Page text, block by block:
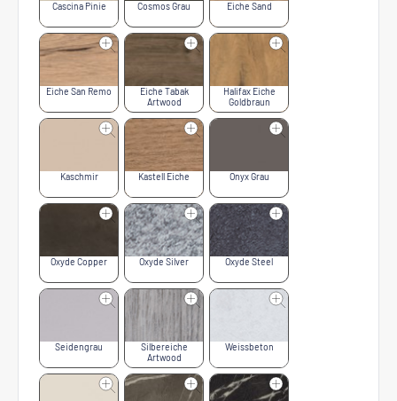
Cascina Pinie Cosmos Grau Eiche Sand
Eiche San Remo
Eiche Tabak
Artwood
Halifax Eiche
Goldbraun
Kaschmir Kastell Eiche Onyx Grau
Oxyde Copper Oxyde Silver Oxyde Steel
Seidengrau
Silbereiche
Artwood
Weissbeton